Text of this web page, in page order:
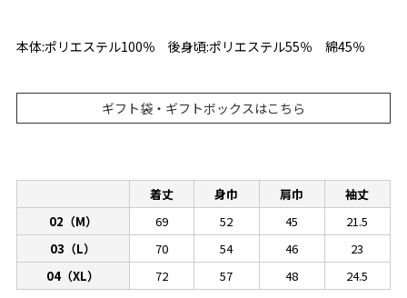
本体:ポリエステル100％ 後身頃:ポリエステル55％ 綿45％
ギフト袋・ギフトボックスはこちら
着丈 身巾 肩巾
袖丈
02（M）
69 52 45
21.5
03（L）
70 54 46
23
04（XL）
72 57 48 24.5